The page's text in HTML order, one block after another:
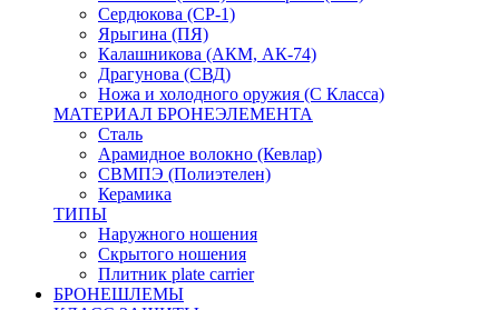
Сердюкова (СР-1)
Ярыгина (ПЯ)
Калашникова (АКМ, АК-74)
Драгунова (СВД)
Ножа и холодного оружия (С Класса)
МАТЕРИАЛ БРОНЕЭЛЕМЕНТА
Сталь
Арамидное волокно (Кевлар)
СВМПЭ (Полиэтелен)
Керамика
ТИПЫ
Наружного ношения
Скрытого ношения
Плитник plate carrier
БРОНЕШЛЕМЫ